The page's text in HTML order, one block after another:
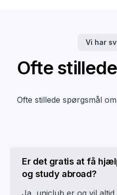
Vi har
Ofte
Ofte stillede spørgsmål
Er det gratis at få
og study abroad?